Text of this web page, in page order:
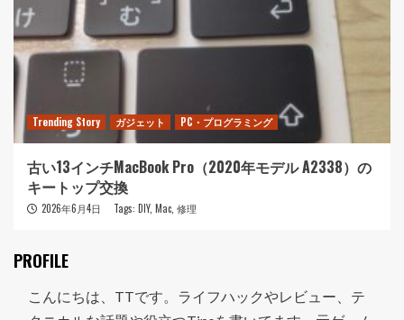
Trending Story ガジェット PC・プログラミング
古い13インチMacBook Pro（2020年モデル A2338）の
キートップ交換
2026年6月4日 Tags: DIY, Mac, 修理
PROFILE
こんにちは、TTです。ライフハックやレビュー、テ